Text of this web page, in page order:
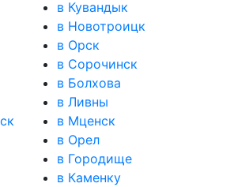
в Кувандык
в Новотроицк
в Орск
в Сорочинск
в Болхова
в Ливны
в Мценск
в Орел
в Городище
в Каменку